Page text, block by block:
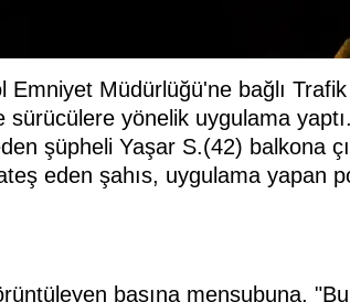
Müdürlüğü'ne bağlı
yönelik uygulama
şüpheli Yaşar S.(42) balkona
eden şahıs, uygulama yapan
basına mensubuna,